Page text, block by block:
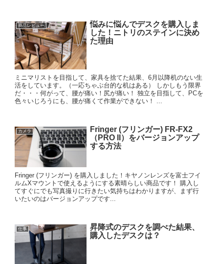
商品レビュー
悩みに悩んでデスクを購入しま
した！ニトリのステインに決め
た理由
ミニマリストを目指して、家具を捨てた結果、6月以降机のない生
活をしています。（一応ちゃぶ台的な机はある） しかしもう限界
だ・・・何がって、腰が痛い！尻が痛い！ 独立を目指して、PCを
色々いじろうにも、腰が痛くて作業ができない！ ...
カメラ
Fringer (フリンガー) FR-FX2
（PRO II）をバージョンアップ
する方法
Fringer (フリンガー) を購入しました！キヤノンレンズを富士フイ
ルムXマウントで使えるようにする素晴らしい商品です！ 購入し
てすぐにでも写真撮りに行きたい気持ちはわかりますが、まず行
いたいのはバージョンアップです...
仕事
昇降式のデスクを調べた結果、
購入したデスクは？